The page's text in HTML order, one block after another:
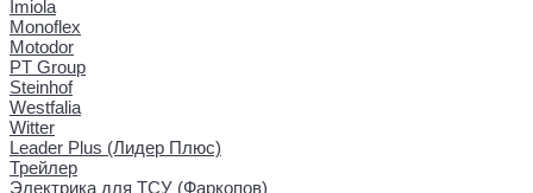
Imiola
Monoflex
Motodor
PT Group
Steinhof
Westfalia
Witter
Leader Plus (Лидер Плюс)
Трейлер
Электрика для ТСУ (Фаркопов)